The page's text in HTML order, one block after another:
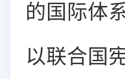
的国际体
以联合国